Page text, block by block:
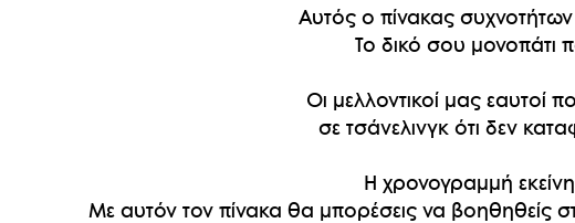
Αυτός ο πίνακας
Το δικό σου μονοπάτι
Οι μελλοντικοί μας
σε τσάνελινγκ ότι δεν
Η χρονογραμμή
Με αυτόν τον πίνακα θα μπορέσεις να βοηθηθείς